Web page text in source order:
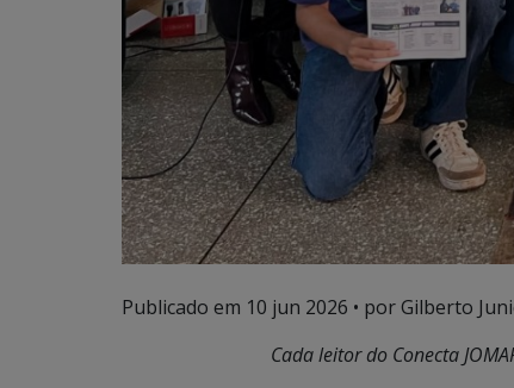
Publicado em 10 jun 2026 • por Gilberto
Cada leitor do Conecta